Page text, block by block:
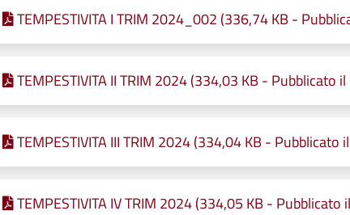
TEMPESTIVITA I TRIM 2024_002 (336,74 KB -
TEMPESTIVITA II TRIM 2024 (334,03 KB - Pubblicato
TEMPESTIVITA III TRIM 2024 (334,04 KB -
TEMPESTIVITA IV TRIM 2024 (334,05 KB -